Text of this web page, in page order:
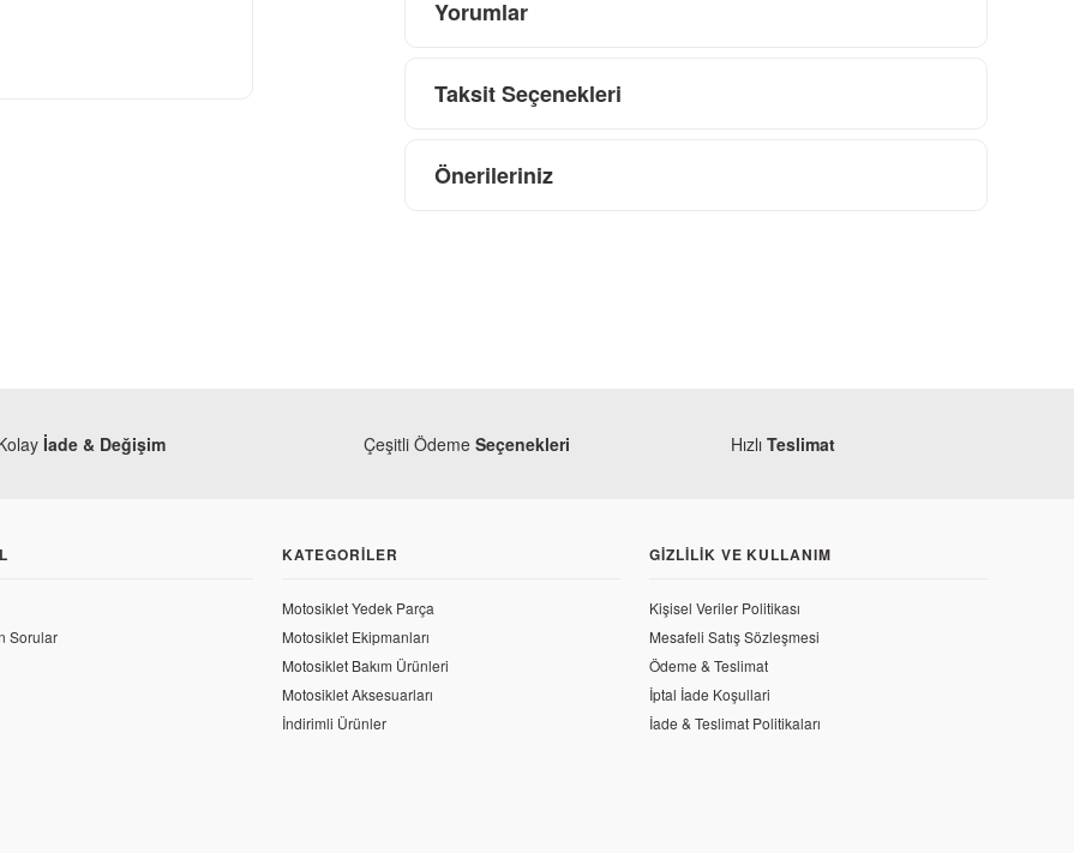
Yorumlar
Taksit Seçenekleri
Önerileriniz
İade & Değişim Çeşitli Ödeme Seçenekleri Hızlı Teslimat
Sorular
KATEGORILER
Motosiklet Yedek Parça
Motosiklet Ekipmanları
Motosiklet Bakım Ürünleri
Motosiklet Aksesuarları
İndirimli Ürünler
GIZLILIK VE KULLANIM
Kişisel Veriler Politikası
Mesafeli Satış Sözleşmesi
Ödeme & Teslimat
İptal İade Koşullari
İade & Teslimat Politikaları